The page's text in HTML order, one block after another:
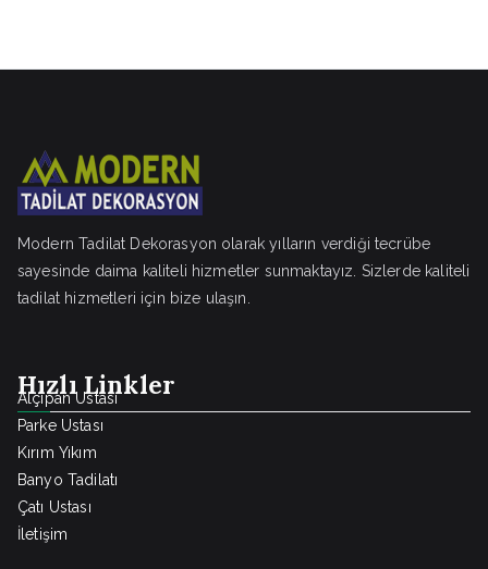
Modern Tadilat Dekorasyon olarak yılların verdiği tecrübe
sayesinde daima kaliteli hizmetler sunmaktayız. Sizlerde kaliteli
tadilat hizmetleri için bize ulaşın.
Hızlı Linkler
Alçıpan Ustası
Parke Ustası
Kırım Yıkım
Banyo Tadilatı
Çatı Ustası
İletişim